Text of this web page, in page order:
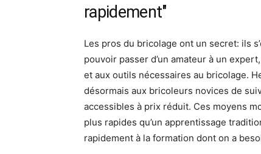
rapidement"
Les pros du bricolage ont un secret: ils
pouvoir passer d’un amateur à un
et aux outils nécessaires au bricolage.
désormais aux bricoleurs novices de
accessibles à prix réduit. Ces moyens
plus rapides qu’un apprentissage
rapidement à la formation dont on a